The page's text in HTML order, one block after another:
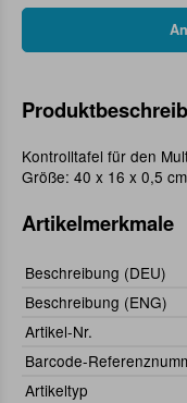
Kontrolltafel für den
Größe: 40 x 16 x 0,5
Artikelmerkmale
Beschreibung (DEU)
Beschreibung (ENG)
Artikel-Nr.
Barcode-
Artikeltyp